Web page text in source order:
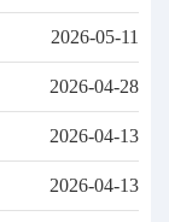
2026-05-11
2026-04-28
2026-04-13
2026-04-13